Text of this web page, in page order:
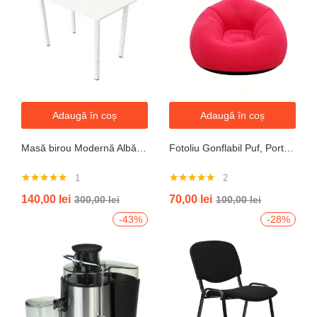
Adaugă în coș
5.00din 5
1
140,00 lei 300,00lei
Adaugă în coș
5.00din 5
2
70,00 lei 100,00lei
-43%
-28%